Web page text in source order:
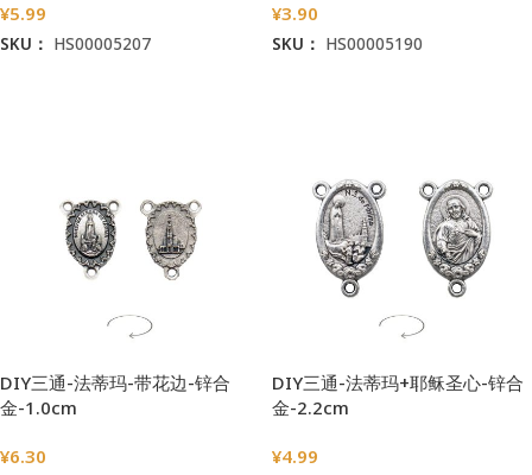
¥5.99
SKU： HS00005207
¥3.90
SKU： HS00005190
DIY三通-法蒂玛-带花边-锌合
金-1.0cm
¥6.30
DIY三通-法蒂玛+耶稣圣心-锌合
金-2.2cm
¥4.99